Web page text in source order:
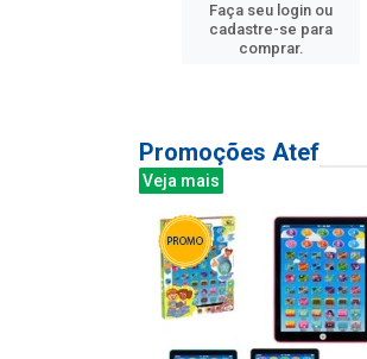
Faça seu login ou
cadastre-se para
comprar.
Promoções Atef
Veja mais